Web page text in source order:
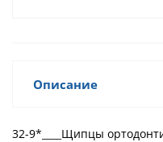
Описание
32-9*____Щипцы